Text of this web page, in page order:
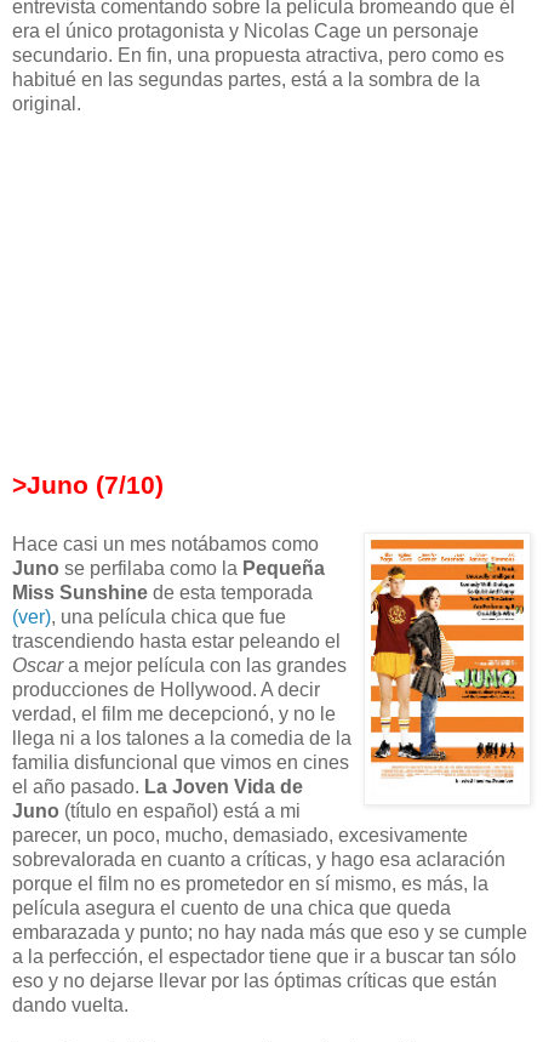
entrevista comentando sobre la película bromeando que él
era el único protagonista y Nicolas Cage un personaje
secundario. En fin, una propuesta atractiva, pero como es
habitué en las segundas partes, está a la sombra de la
original.
>Juno (7/10)
Hace casi un mes notábamos como
Juno se perfilaba como la Pequeña
Miss Sunshine de esta temporada
(ver), una película chica que fue
trascendiendo hasta estar peleando el
Oscara mejor película con las grandes
producciones de Hollywood. A decir
verdad, el film me decepcionó, y no le
llega ni a los talones a la comedia de la
familia disfuncional que vimos en cines
el año pasado. La Joven Vida de
Juno (título en español) está a mi
parecer, un poco, mucho, demasiado, excesivamente
sobrevalorada en cuanto a críticas, y hago esa aclaración
porque el film no es prometedor en sí mismo, es más, la
película asegura el cuento de una chica que queda
embarazada y punto; no hay nada más que eso y se cumple
a la perfección, el espectador tiene que ir a buscar tan sólo
eso y no dejarse llevar por las óptimas críticas que están
dando vuelta.